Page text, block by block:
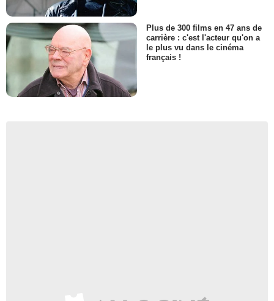
Plus de 300 films en 47 ans de
carrière : c'est l'acteur qu'on a
le plus vu dans le cinéma
français !